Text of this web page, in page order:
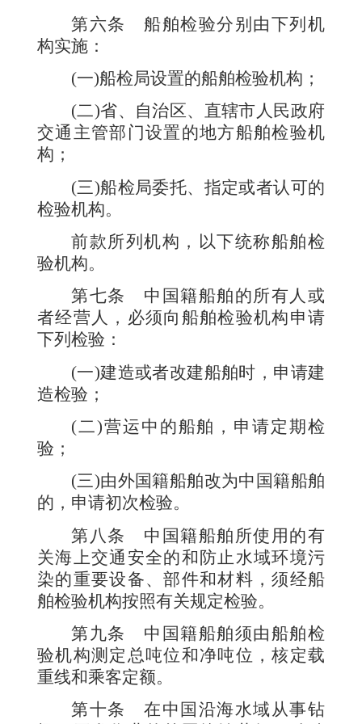
第六条船舶检验分别由下列机
构实施：
(一)船检局设置的船舶检验机构；
(二)省、自治区、直辖市人民政府
交通主管部门设置的地方船舶检验机
构；
(三)船检局委托、指定或者认可的
检验机构。
前款所列机构，以下统称船舶检
验机构。
第七条 中国籍船舶的所有人或
者经营人，必须向船舶检验机构申请
下列检验：
(一)建造或者改建船舶时，申请建
造检验；
(二)营运中的船舶，申请定期检
验；
(三)由外国籍船舶改为中国籍船舶
的，申请初次检验。
第八条 中国籍船舶所使用的有
关海上交通安全的和防止水域环境污
染的重要设备、部件和材料，须经船
舶检验机构按照有关规定检验。
第九条 中国籍船舶须由船舶检
验机构测定总吨位和净吨位，核定载
重线和乘客定额。
第十条在中国沿海水域从事钻